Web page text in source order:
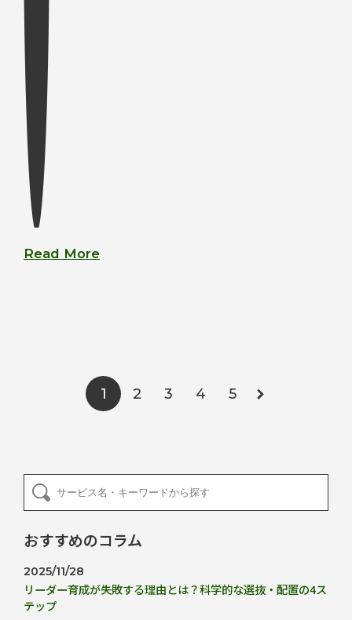
Read More
おすすめのコラム
2025/11/28
リーダー育成が失敗する理由とは？科学的な選抜・配置の4ス
テップ
1 2 3 4 5